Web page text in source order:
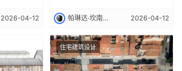
2026-04-12
拉｜Palinda Kannangara
帕琳达·坎南加拉｜Palinda Kannangara 2026-04-12
住宅建筑设计